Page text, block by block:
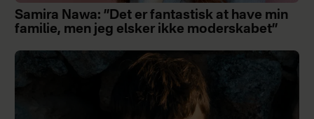
Samira Nawa: ”Det er fantastisk at have min
familie, men jeg elsker ikke moderskabet”